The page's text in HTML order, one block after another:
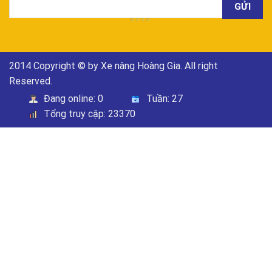
2014 Copyright © by Xe nâng Hoàng Gia. All right
Reserved.
Đang online: 0 Tuần: 27
Tổng truy cập: 23370